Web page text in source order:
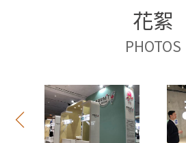
花絮
PHOTOS